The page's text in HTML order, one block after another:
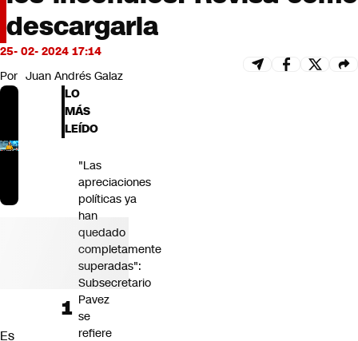
Futuro 360
Opinión
descargarla
25- 02- 2024 17:14
Por Juan Andrés Galaz
Es
LO
MÁS
LEÍDO
"Las
apreciaciones
políticas ya
han
quedado
completamente
superadas":
Subsecretario
Pavez
se
refiere